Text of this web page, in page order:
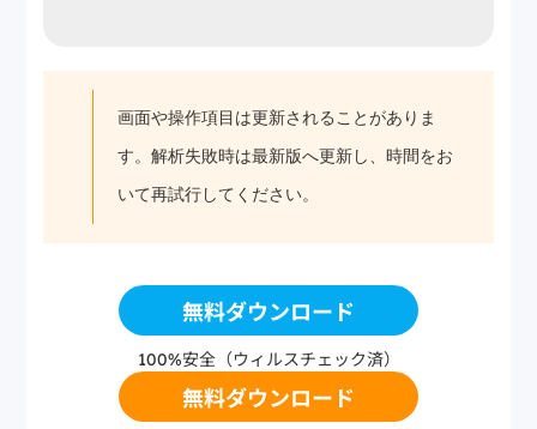
画面や操作項目は更新されることがありま
す。解析失敗時は最新版へ更新し、時間をお
いて再試行してください。
無料ダウンロード
100%安全（ウィルスチェック済）
無料ダウンロード